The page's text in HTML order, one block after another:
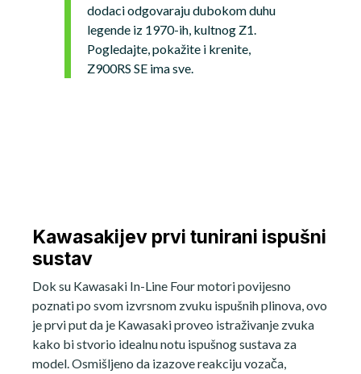
dodaci odgovaraju dubokom duhu
legende iz 1970-ih, kultnog Z1.
Pogledajte, pokažite i krenite,
Z900RS SE ima sve.
Kawasakijev prvi tunirani ispušni
sustav
Dok su Kawasaki In-Line Four motori povijesno
poznati po svom izvrsnom zvuku ispušnih plinova, ovo
je prvi put da je Kawasaki proveo istraživanje zvuka
kako bi stvorio idealnu notu ispušnog sustava za
model. Osmišljeno da izazove reakciju vozača,